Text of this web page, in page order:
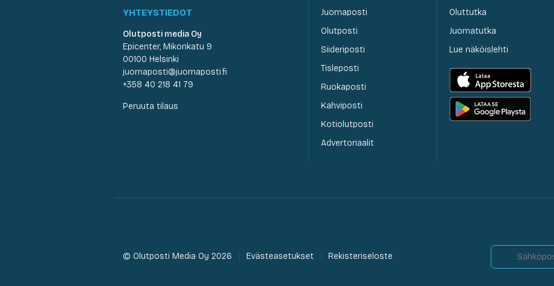
YHTEYSTIEDOT
Olutposti media Oy
Epicenter, Mikonkatu 9
00100 Helsinki
juomaposti@juomaposti.fi
+358 40 218 41 79
Peruuta tilaus
Juomaposti
Olutposti
Siideriposti
Tisleposti
Ruokaposti
Kahviposti
Kotiolutposti
Advertoriaalit
Oluttutka
Juomatutka
Lue näköislehti
© Olutposti Media Oy 2026 Evästeasetukset Rekisteriseloste